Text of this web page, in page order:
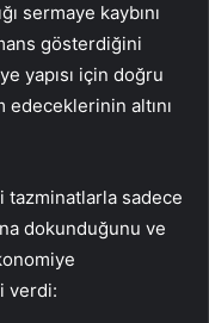
sermaye kaybını
gösterdiğini
yapısı için doğru
edeceklerinin altını
sadece
dokunduğunu ve
verdi: